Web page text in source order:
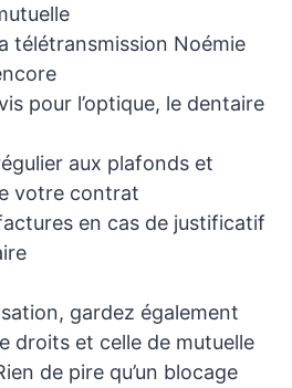
télétransmission Noémie
pour l’optique, le dentaire
aux plafonds et
votre contrat
en cas de justificatif
gardez également
droits et celle de mutuelle
de pire qu’un blocage